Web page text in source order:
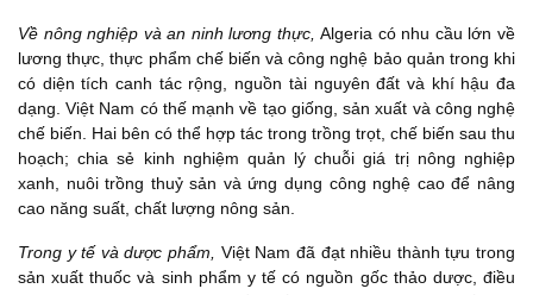
Về nông nghiệp và an ninh lương thực, Algeria có nhu cầu lớn về
lương thực, thực phẩm chế biến và công nghệ bảo quản trong khi
có diện tích canh tác rộng, nguồn tài nguyên đất và khí hậu đa
dạng. Việt Nam có thế mạnh về tạo giống, sản xuất và công nghệ
chế biến. Hai bên có thể hợp tác trong trồng trọt, chế biến sau thu
hoạch; chia sẻ kinh nghiệm quản lý chuỗi giá trị nông nghiệp
xanh, nuôi trồng thuỷ sản và ứng dụng công nghệ cao để nâng
cao năng suất, chất lượng nông sản.
Trong y tế và dược phẩm,
Việt Nam đã đạt nhiều thành tựu trong
sản xuất thuốc và sinh phẩm y tế có nguồn gốc thảo dược, điều